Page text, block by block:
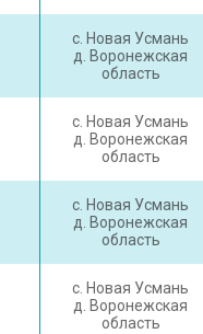
с. Новая Усмань
д. Воронежская
область
с. Новая Усмань
д. Воронежская
область
с. Новая Усмань
д. Воронежская
область
с. Новая Усмань
д. Воронежская
область